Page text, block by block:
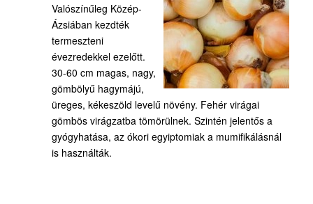
Valószínűleg Közép-
Ázsiában kezdték
termeszteni
évezredekkel ezelőtt.
30-60 cm magas, nagy,
gömbölyű hagymájú,
üreges, kékeszöld levelű növény. Fehér virágai
gömbös virágzatba tömörülnek. Szintén jelentős a
gyógyhatása, az ókori egyiptomiak a mumifikálásnál
is használták.